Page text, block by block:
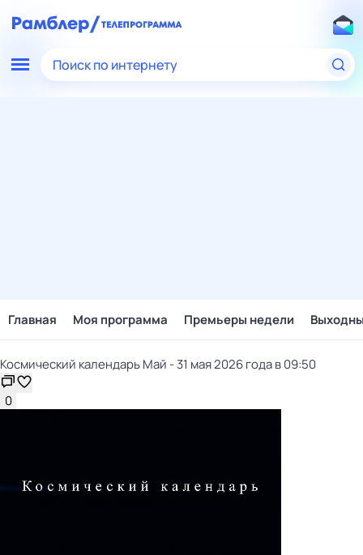
Поиск по интернету
Главная Моя программа Премьеры недели
Космический календарь Май - 31 мая 2026 года в 09:50
0